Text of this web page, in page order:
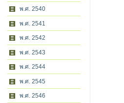
พ.ศ. 2540
พ.ศ. 2541
พ.ศ. 2542
พ.ศ. 2543
พ.ศ. 2544
พ.ศ. 2545
พ.ศ. 2546